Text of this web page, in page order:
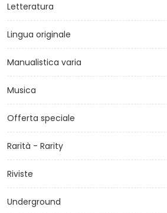
Letteratura
Lingua originale
Manualistica varia
Musica
Offerta speciale
Rarità - Rarity
Riviste
Underground